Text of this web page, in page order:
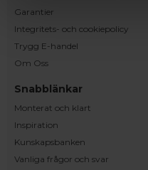
Garantier
Integritets- och cookiepolicy
Trygg E-handel
Om Oss
Snabblänkar
Monterat och klart
Inspiration
Kunskapsbanken
Vanliga frågor och svar